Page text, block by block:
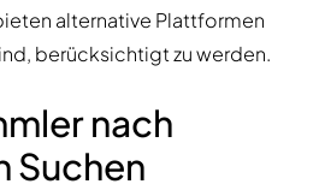
alternative Plattformen
berücksichtigt zu werden.
nach
Suchen